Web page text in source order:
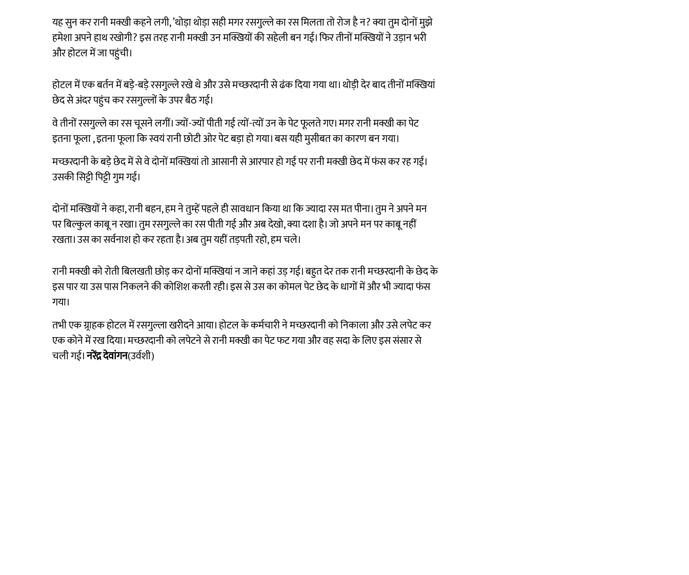
यह सुन कर रानी मक्खी कहने लगी, ’थोड़ा थोड़ा सही मगर रसगुल्ले का रस मिलता तो रोज है न? क्या तुम दोनों मुझे
हमेशा अपने हाथ रखोगी? इस तरह रानी मक्खी उन मक्खियों की सहेली बन गई। फिर तीनों मक्खियों ने उड़ान भरी
और होटल में जा पहुंची।
होटल में एक बर्तन में बड़े-बड़े रसगुल्ले रखे थे और उसे मच्छरदानी से ढंक दिया गया था। थोड़ी देर बाद तीनों मक्खियां
छेद से अंदर पहुंच कर रसगुल्लों के उपर बैठ गई।
वे तीनों रसगुल्ले का रस चूसने लगीं। ज्यों-ज्यों पीती गई त्यों-त्यों उन के पेट फूलते गए। मगर रानी मक्खी का पेट
इतना फूला , इतना फूला कि स्वयं रानी छोटी ओर पेट बड़ा हो गया। बस यही मुसीबत का कारण बन गया।
मच्छरदानी के बड़े छेद में से वे दोनों मक्खियां तो आसानी से आरपार हो गई पर रानी मक्खी छेद में फंस कर रह गई।
उसकी सिट्टी पिट्टी गुम गई।
दोनों मक्खियों ने कहा, रानी बहन, हम ने तुम्हें पहले ही सावधान किया था कि ज्यादा रस मत पीना। तुम ने अपने मन
पर बिल्कुल काबू न रखा। तुम रसगुल्ले का रस पीती गई और अब देखो, क्या दशा है। जो अपने मन पर काबू नहीं
रखता। उस का सर्वनाश हो कर रहता है। अब तुम यहीं तड़पती रहो, हम चले।
रानी मक्खी को रोती बिलखती छोड़ कर दोनों मक्खियां न जाने कहां उड़ गई। बहुत देर तक रानी मच्छरदानी के छेद के
इस पार या उस पास निकलने की कोशिश करती रही। इस से उस का कोमल पेट छेद के धागों में और भी ज्यादा फंस
गया।
तभी एक ग्र्राहक होटल में रसगुल्ला खरीदने आया। होटल के कर्मचारी ने मच्छरदानी को निकाला और उसे लपेट कर
एक कोने में रख दिया। मच्छरदानी को लपेटने से रानी मक्खी का पेट फट गया और वह सदा के लिए इस संसार से
चली गई।नरेंद्र देवांगन(उर्वशी)